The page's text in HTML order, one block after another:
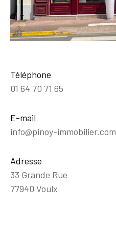
Téléphone
01 64 70 71 65
E-mail
info@pinoy-immobilier.com
Adresse
33 Grande Rue
77940 Voulx